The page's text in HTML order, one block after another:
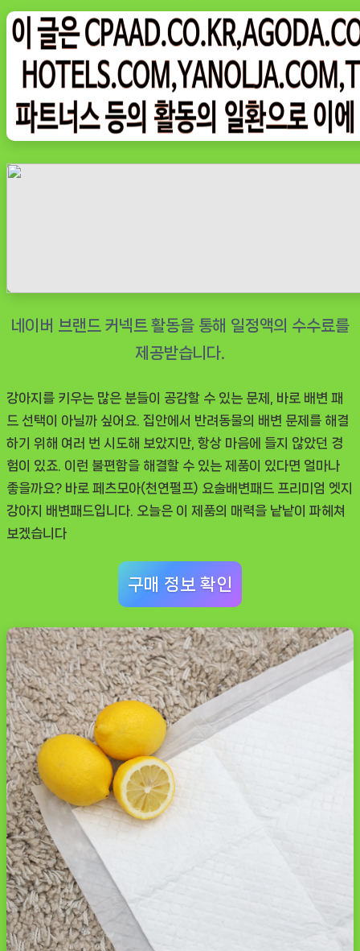
on
츠
모
요
술
배
변
패
께
신
박
한
선
택
강아지를 키우는 많은 분들이 공감할 수 있는 문제, 바로 배변 패
드 선택이 아닐까 싶어요. 집안에서 반려동물의 배변 문제를 해결
하기 위해 여러 번 시도해 보았지만, 항상 마음에 들지 않았던 경
험이 있죠. 이런 불편함을 해결할 수 있는 제품이 있다면 얼마나
좋을까요? 바로 페츠모아(천연펄프) 요술배변패드 프리미엄 엣지
강아지 배변패드입니다. 오늘은 이 제품의 매력을 낱낱이 파헤쳐
보겠습니다
구매 정보 확인